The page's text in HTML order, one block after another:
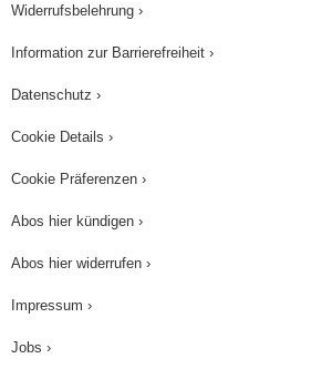
Widerrufsbelehrung ›
Information zur Barrierefreiheit ›
Datenschutz ›
Cookie Details ›
Cookie Präferenzen ›
Abos hier kündigen ›
Abos hier widerrufen ›
Impressum ›
Jobs ›